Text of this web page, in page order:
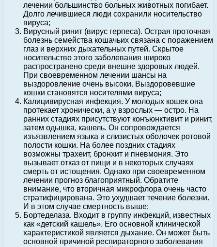
лечении большинство больных животных погибает.
Долго лечившиеся люди сохранили носительство
вируса;
Вирусный ринит (вирус герпеса). Острая проточная
болезнь семейства кошачьих связана с поражением
глаз и верхних дыхательных путей. Скрытое
носительство этого заболевания широко
распространено среди внешне здоровых людей.
При своевременном лечении шансы на
выздоровление очень высоки. Выздоровевшие
кошки становятся носителями вируса;
Калицивирусная инфекция. У молодых кошек она
протекает хронически, а у взрослых — остро. На
ранних стадиях присутствуют конъюнктивит и ринит,
затем одышка, кашель. Он сопровождается
изъязвлением языка и слизистых оболочек ротовой
полости кошки. На более поздних стадиях
возможны трахеит, бронхит и пневмония. Это
вызывает отказ от пищи и в некоторых случаях
смерть от истощения. Однако при своевременном
лечении прогноз благоприятный. Обратите
внимание, что вторичная микрофлора очень часто
стратифицирована. Это ухудшает течение болезни.
И в этом случае смертность выше;
Бортеделаза. Входит в группу инфекций, известных
как «детский кашель». Его основной клинической
характеристикой является дыхание. Он может быть
основной причиной респираторного заболевания